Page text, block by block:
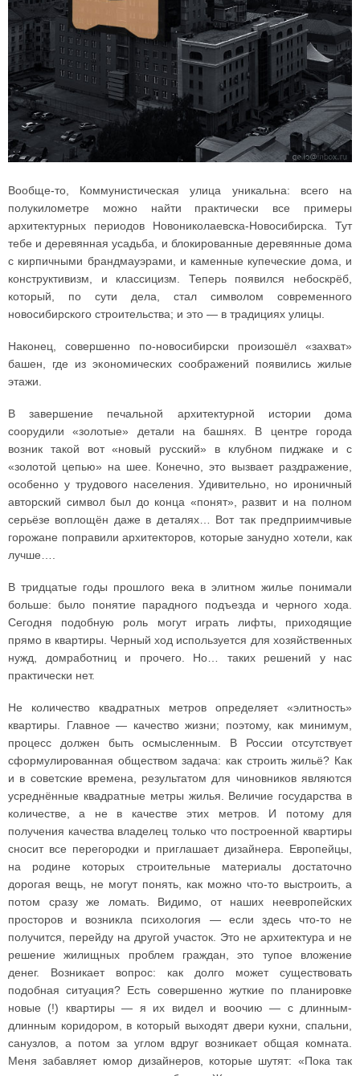
Вообще-то, Коммунистическая улица уникальна: всего на
полукилометре можно найти практически все примеры
архитектурных периодов Новониколаевска-Новосибирска. Тут
тебе и деревянная усадьба, и блокированные деревянные дома
с кирпичными брандмауэрами, и каменные купеческие дома, и
конструктивизм, и классицизм. Теперь появился небоскрёб,
который, по сути дела, стал символом современного
новосибирского строительства; и это — в традициях улицы.
Наконец, совершенно по-новосибирски произошёл «захват»
башен, где из экономических соображений появились жилые
этажи.
В завершение печальной архитектурной истории дома
соорудили «золотые» детали на башнях. В центре города
возник такой вот «новый русский» в клубном пиджаке и с
«золотой цепью» на шее. Конечно, это вызвает раздражение,
особенно у трудового населения. Удивительно, но ироничный
авторский символ был до конца «понят», развит и на полном
серьёзе воплощён даже в деталях… Вот так предприимчивые
горожане поправили архитекторов, которые занудно хотели, как
лучше….
В тридцатые годы прошлого века в элитном жилье понимали
больше: было понятие парадного подъезда и черного хода.
Сегодня подобную роль могут играть лифты, приходящие
прямо в квартиры. Черный ход используется для хозяйственных
нужд, домработниц и прочего. Но… таких решений у нас
практически нет.
Не количество квадратных метров определяет «элитность»
квартиры. Главное — качество жизни; поэтому, как минимум,
процесс должен быть осмысленным. В России отсутствует
сформулированная обществом задача: как строить жильё? Как
и в советские времена, результатом для чиновников являются
усреднённые квадратные метры жилья. Величие государства в
количестве, а не в качестве этих метров. И потому для
получения качества владелец только что построенной квартиры
сносит все перегородки и приглашает дизайнера. Европейцы,
на родине которых строительные материалы достаточно
дорогая вещь, не могут понять, как можно что-то выстроить, а
потом сразу же ломать. Видимо, от наших неевропейских
просторов и возникла психология — если здесь что-то не
получится, перейду на другой участок. Это не архитектура и не
решение жилищных проблем граждан, это тупое вложение
денег. Возникает вопрос: как долго может существовать
подобная ситуация? Есть совершенно жуткие по планировке
новые (!) квартиры — я их видел и воочию — с длинным-
длинным коридором, в который выходят двери кухни, спальни,
санузлов, а потом за углом вдруг возникает общая комната.
Меня забавляет юмор дизайнеров, которые шутят: «Пока так